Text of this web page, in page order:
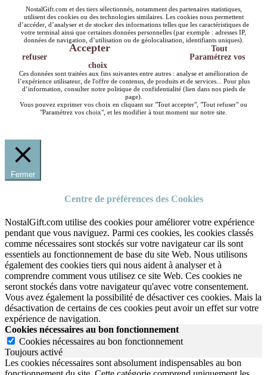
NostalGift.com et des tiers sélectionnés, notamment des partenaires statistiques,
utilisent des cookies ou des technologies similaires. Les cookies nous permettent
d’accéder, d’analyser et de stocker des informations telles que les caractéristiques de
votre terminal ainsi que certaines données personnelles (par exemple : adresses IP,
données de navigation, d’utilisation ou de géolocalisation, identifiants uniques).
Accepter
Tout
refuser
Paramétrez vos
choix
Ces données sont traitées aux fins suivantes entre autres : analyse et amélioration de
l’expérience utilisateur, de l'offre de contenus, de produits et de services... Pour plus
d’information, consulter notre politique de confidentialité (lien dans nos pieds de
page).
Vous pouvez exprimer vos choix en cliquant sur "Tout accepter", "Tout refuser" ou
"Paramétrez vos choix", et les modifier à tout moment sur notre site.
Fermer
Centre de préférences des Cookies
NostalGift.com utilise des cookies pour améliorer votre expérience
pendant que vous naviguez. Parmi ces cookies, les cookies classés
comme nécessaires sont stockés sur votre navigateur car ils sont
essentiels au fonctionnement de base du site Web. Nous utilisons
également des cookies tiers qui nous aident à analyser et à
comprendre comment vous utilisez ce site Web. Ces cookies ne
seront stockés dans votre navigateur qu'avec votre consentement.
Vous avez également la possibilité de désactiver ces cookies. Mais la
désactivation de certains de ces cookies peut avoir un effet sur votre
expérience de navigation.
Cookies nécessaires au bon fonctionnement
Cookies nécessaires au bon fonctionnement
Toujours activé
Les cookies nécessaires sont absolument indispensables au bon